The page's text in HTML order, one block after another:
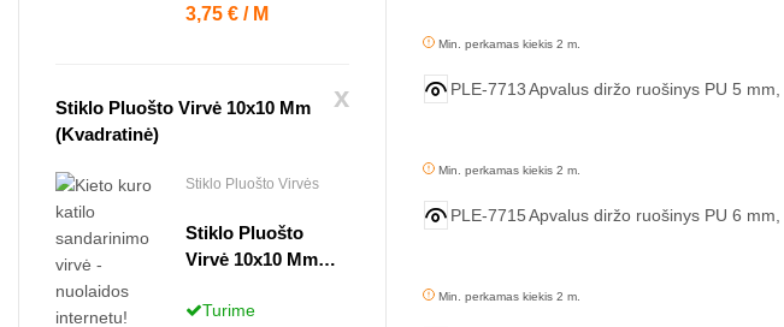
Kaina
3,75 € / M
x
Stiklo Pluošto Virvė 10x10 Mm
(kvadratinė)
Stiklo Pluošto Virvės
Stiklo Pluošto
Virvė 10x10 Mm
Turime
Min. perkamas kiekis 2 m.
PLE-7713Apvalus diržo ruošinys PU 5
Min. perkamas kiekis 2 m.
PLE-7715Apvalus diržo ruošinys PU 6
Min. perkamas kiekis 2 m.